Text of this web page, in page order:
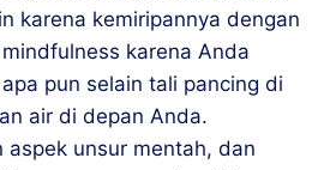
karena kemiripannya dengan
karena Anda
pun selain tali pancing di
air di depan Anda.
aspek unsur mentah, dan